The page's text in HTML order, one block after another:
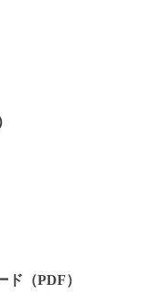
（PDF）